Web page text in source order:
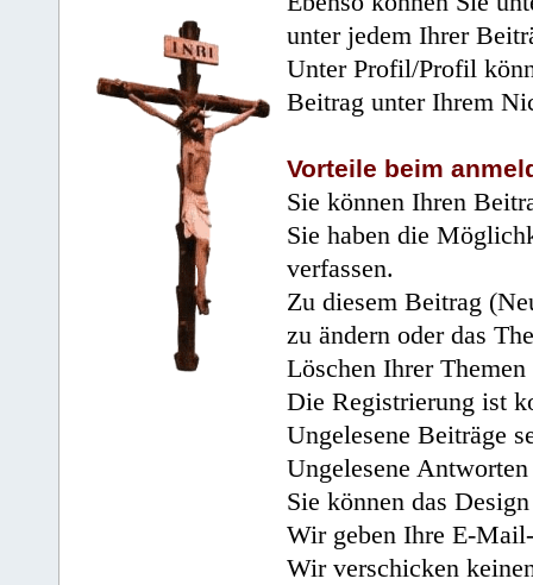
unter jedem Ihrer
Unter Profil/Profil
Beitrag unter Ihrem
Vorteile beim
Sie können Ihren
Sie haben die
verfassen.
Zu diesem Beitrag
zu ändern oder das
Löschen Ihrer
Die Registrierung ist
Ungelesene Beiträge
Ungelesene
Sie können das
Wir geben Ihre E-
Wir verschicken